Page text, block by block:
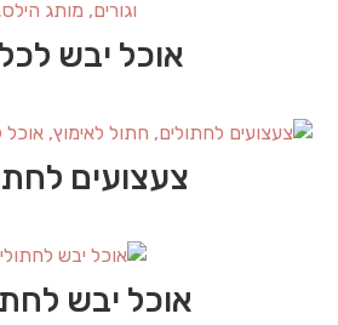
אוכל יבש
צעצועים
אוכל יבש